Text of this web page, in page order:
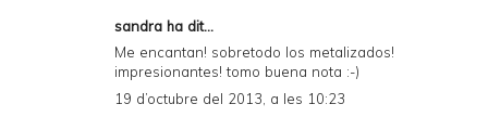
sandra ha dit...
Me encantan! sobretodo los metalizados!
impresionantes! tomo buena nota :-)
19 d’octubre del 2013, a les 10:23